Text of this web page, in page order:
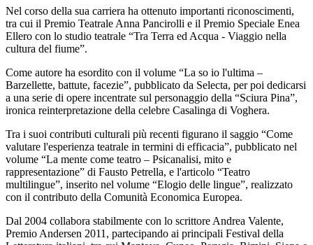
Nel corso della sua carriera ha ottenuto importanti riconoscimenti,
tra cui il Premio Teatrale Anna Pancirolli e il Premio Speciale Enea
Ellero con lo studio teatrale “Tra Terra ed Acqua - Viaggio nella
cultura del fiume”.
Come autore ha esordito con il volume “La so io l'ultima –
Barzellette, battute, facezie”, pubblicato da Selecta, per poi dedicarsi
a una serie di opere incentrate sul personaggio della “Sciura Pina”,
ironica reinterpretazione della celebre Casalinga di Voghera.
Tra i suoi contributi culturali più recenti figurano il saggio “Come
valutare l'esperienza teatrale in termini di efficacia”, pubblicato nel
volume “La mente come teatro – Psicanalisi, mito e
rappresentazione” di Fausto Petrella, e l'articolo “Teatro
multilingue”, inserito nel volume “Elogio delle lingue”, realizzato
con il contributo della Comunità Economica Europea.
Dal 2004 collabora stabilmente con lo scrittore Andrea Valente,
Premio Andersen 2011, partecipando ai principali Festival della